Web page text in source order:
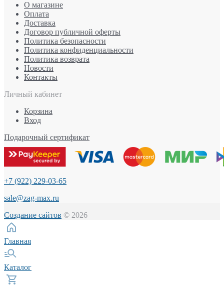
О магазине
Оплата
Доставка
Договор публичной оферты
Политика безопасности
Политика конфиденциальности
Политика возврата
Новости
Контакты
Личный кабинет
Корзина
Вход
Подарочный сертификат
+7 (922) 229-03-65
sale@zag-max.ru
Создание сайтов © 2026
Главная
Каталог